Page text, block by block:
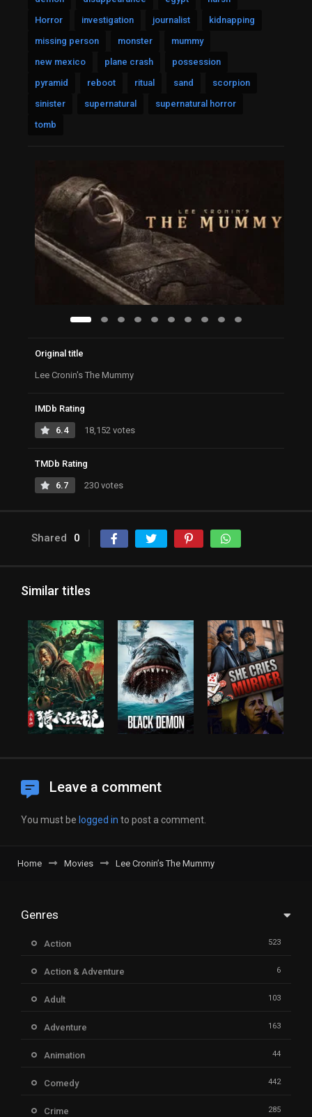
Horror
investigation journalist
kidnapping
missing person
monster
mummy
new mexico
plane crash
possession
pyramid
reboot ritual sand
scorpion
sinister
supernatural
supernatural horror
tomb
Original title
Lee Cronin's The Mummy
IMDb Rating
6.4 18,152 votes
TMDb Rating
6.7 230 votes
Shared 0
Similar titles
Leave a comment
You must be logged in to post a comment.
Home Movies Lee Cronin’s The Mummy
Genres
Action 523
Action & Adventure 6
Adult 103
Adventure 163
Animation 44
Comedy 442
Crime 285